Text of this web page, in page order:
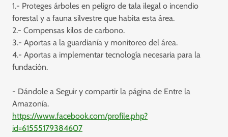
1.- Proteges árboles en peligro de tala ilegal o incendio
forestal y a fauna silvestre que habita esta área.
2.- Compensas kilos de carbono.
3.- Aportas a la guardianía y monitoreo del área.
4.- Aportas a implementar tecnología necesaria para la
fundación.
- Dándole a Seguir y compartir la página de Entre la
Amazonía.
https://www.facebook.com/profile.php?
id=61555179384607